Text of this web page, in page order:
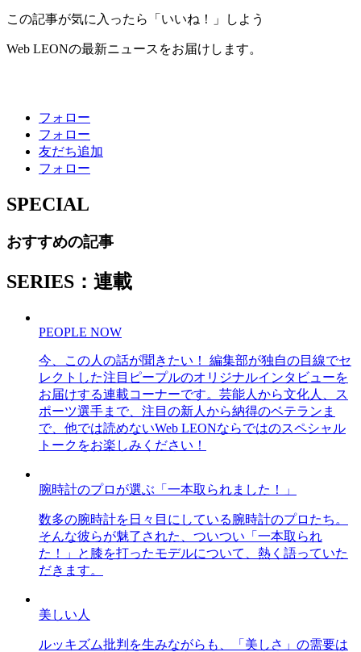
この記事が気に入ったら「いいね！」しよう
Web LEONの最新ニュースをお届けします。
フォロー
フォロー
友だち追加
フォロー
SPECIAL
おすすめの記事
SERIES：連載
PEOPLE NOW
今、この人の話が聞きたい！ 編集部が独自の目線でセ
レクトした注目ピープルのオリジナルインタビューを
お届けする連載コーナーです。芸能人から文化人、ス
ポーツ選手まで、注目の新人から納得のベテランま
で、他では読めないWeb LEONならではのスペシャル
トークをお楽しみください！
腕時計のプロが選ぶ「一本取られました！」
数多の腕時計を日々目にしている腕時計のプロたち。
そんな彼らが魅了された、ついつい「一本取られ
た！」と膝を打ったモデルについて、熱く語っていた
だきます。
美しい人
ルッキズム批判を生みながらも、「美しさ」の需要は